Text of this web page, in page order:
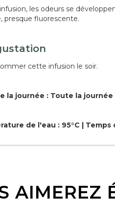
les odeurs se
presque fluorescente.
cette infusion le soir.
la journée : Toute la
de l'eau : 95°C |
AIMEREZ